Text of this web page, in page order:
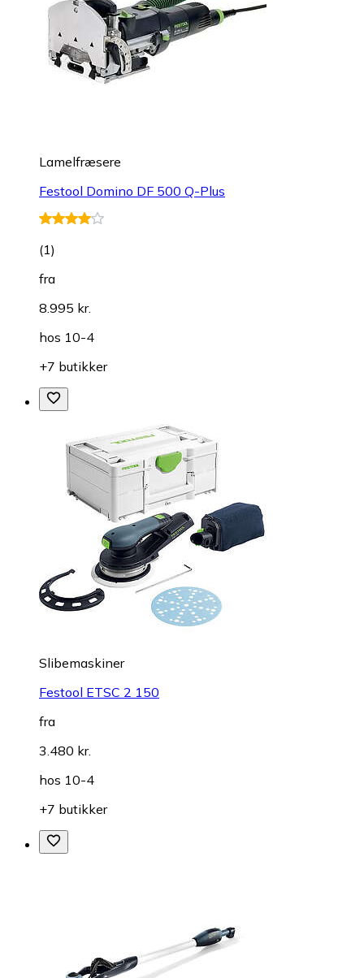
Lamelfræsere
Festool Domino DF 500 Q-Plus
(1)
fra
8.995 kr.
hos 10-4
+7 butikker
Slibemaskiner
Festool ETSC 2 150
fra
3.480 kr.
hos 10-4
+7 butikker